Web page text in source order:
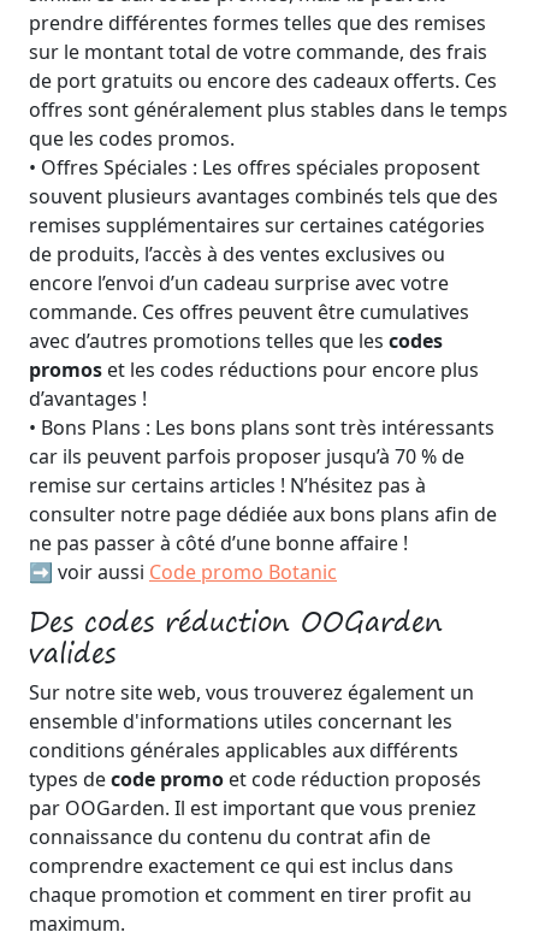
prendre différentes formes telles que des remises
sur le montant total de votre commande, des frais
de port gratuits ou encore des cadeaux offerts. Ces
offres sont généralement plus stables dans le temps
que les codes promos.
• Offres Spéciales : Les offres spéciales proposent
souvent plusieurs avantages combinés tels que des
remises supplémentaires sur certaines catégories
de produits, l’accès à des ventes exclusives ou
encore l’envoi d’un cadeau surprise avec votre
commande. Ces offres peuvent être cumulatives
avec d’autres promotions telles que les codes
promos et les codes réductions pour encore plus
d’avantages !
• Bons Plans : Les bons plans sont très intéressants
car ils peuvent parfois proposer jusqu’à 70 % de
remise sur certains articles ! N’hésitez pas à
consulter notre page dédiée aux bons plans afin de
ne pas passer à côté d’une bonne affaire !
➡️ voir aussi Code promo Botanic
Des codes réduction OOGarden
valides
Sur notre site web, vous trouverez également un
ensemble d'informations utiles concernant les
conditions générales applicables aux différents
types decode promo et code réduction proposés
par OOGarden. Il est important que vous preniez
connaissance du contenu du contrat afin de
comprendre exactement ce qui est inclus dans
chaque promotion et comment en tirer profit au
maximum.